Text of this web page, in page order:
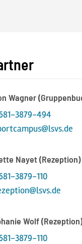
Wagner
3879-494
Mail:
Nayet (Rezeption)
3879-110
Mail:
Wolf (Rezeption)
3879-110